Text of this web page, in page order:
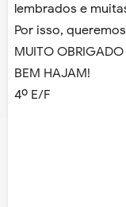
lembrados e
Por isso,
MUITO OBRIGADO
BEM HAJAM!
4º E/F